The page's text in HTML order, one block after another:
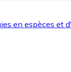
en espèces et